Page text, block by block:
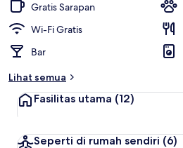
Gratis Sarapan
Wi-Fi Gratis
Bar
Lihat semua
Fasilitas utama (12)
Seperti di rumah sendiri (6)